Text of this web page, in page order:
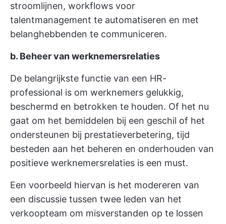
stroomlijnen, workflows voor
talentmanagement te automatiseren en met
belanghebbenden te communiceren.
b. Beheer van werknemersrelaties
De belangrijkste functie van een HR-
professional is om werknemers gelukkig,
beschermd en betrokken te houden. Of het nu
gaat om het bemiddelen bij een geschil of het
ondersteunen bij prestatieverbetering, tijd
besteden aan het beheren en onderhouden van
positieve werknemersrelaties is een must.
Een voorbeeld hiervan is het modereren van
een discussie tussen twee leden van het
verkoopteam om misverstanden op te lossen